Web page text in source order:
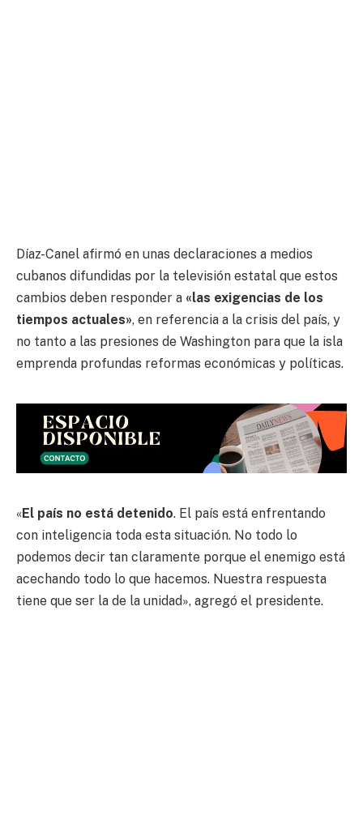
Díaz-Canel afirmó en unas declaraciones a medios
cubanos difundidas por la televisión estatal que estos
cambios deben responder a «las exigencias de los
tiempos actuales», en referencia a la crisis del país, y
no tanto a las presiones de Washington para que la isla
emprenda profundas reformas económicas y políticas.
«El país no está detenido. El país está enfrentando
con inteligencia toda esta situación. No todo lo
podemos decir tan claramente porque el enemigo está
acechando todo lo que hacemos. Nuestra respuesta
tiene que ser la de la unidad», agregó el presidente.